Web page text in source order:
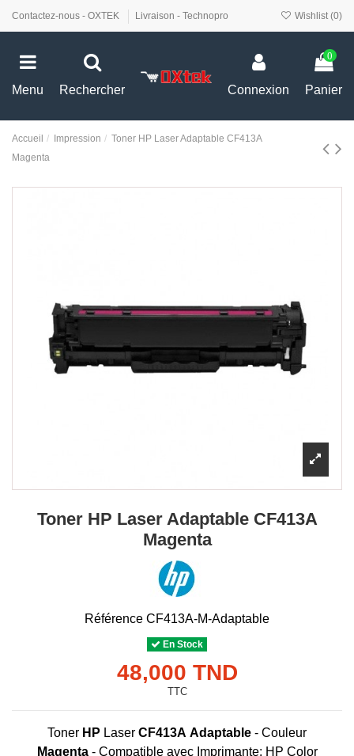
Contactez-nous - OXTEK Livraison - Technopro Wishlist (0)
Menu Rechercher Connexion
0
Panier
Accueil Impression
Toner HP Laser Adaptable CF413A
Magenta
Toner HP Laser Adaptable CF413A
Magenta
Référence CF413A-M-Adaptable
En Stock
48,000 TND
TTC
Toner HP Laser CF413A Adaptable - Couleur
Magenta- Compatible avec Imprimante: HP Color